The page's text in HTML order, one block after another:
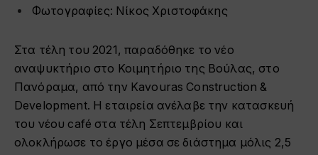
Φωτογραφίες: Νίκος Χριστοφάκης
Στα τέλη του 2021, παραδόθηκε το νέο
αναψυκτήριο στο Κοιμητήριο της Βούλας, στο
Πανόραμα, από την Kavouras Construction &
Development. Η εταιρεία ανέλαβε την κατασκευή
του νέου café στα τέλη Σεπτεμβρίου και
ολοκλήρωσε το έργο μέσα σε διάστημα μόλις 2,5